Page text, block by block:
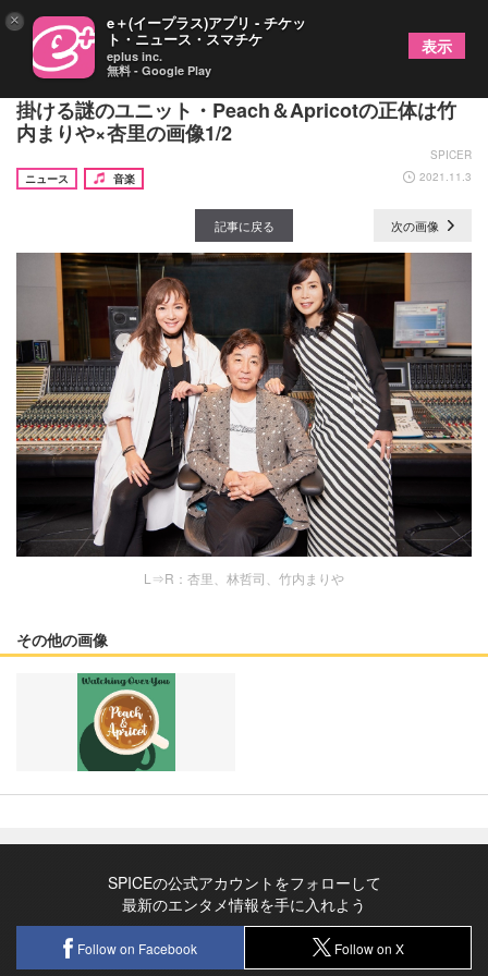
相葉雅紀主演ドラマ『和田家の男たち』主題歌を手
掛ける謎のユニット・Peach＆Apricotの正体は竹
内まりや×杏里の画像1/2
SPICER
ニュース
音楽 2021.11.3
記事に戻る 次の画像
L⇒R：杏里、林哲司、竹内まりや
その他の画像
SPICEの公式アカウントをフォローして
最新のエンタメ情報を手に入れよう
Follow on Facebook Follow on X
× e＋(イープラス)アプリ - チケッ
ト・ニュース・スマチケ
eplus inc.
無料 - Google Play
表示